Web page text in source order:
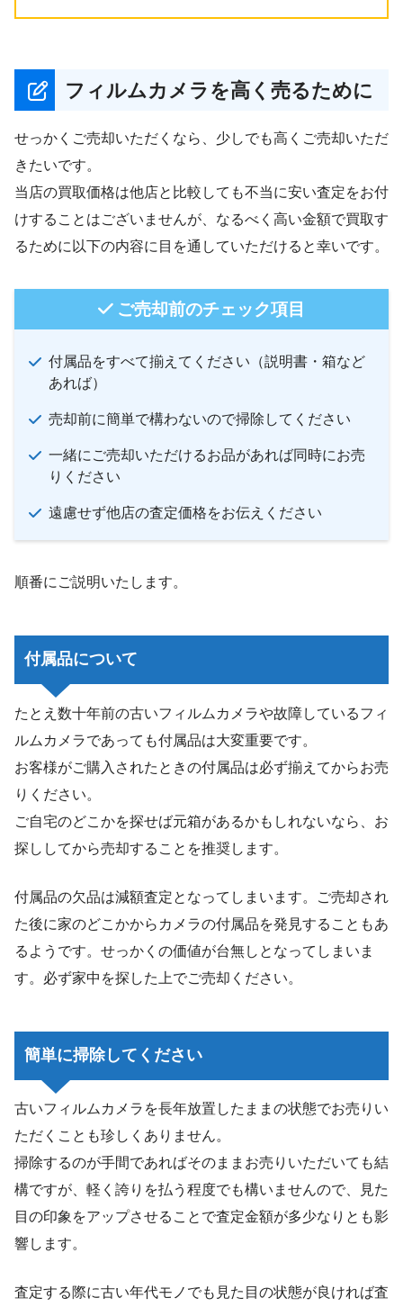
フィルムカメラを高く売るために
せっかくご売却いただくなら、少しでも高くご売却いただ
きたいです。
当店の買取価格は他店と比較しても不当に安い査定をお付
けすることはございませんが、なるべく高い金額で買取す
るために以下の内容に目を通していただけると幸いです。
ご売却前のチェック項目
付属品をすべて揃えてください（説明書・箱など
あれば）
売却前に簡単で構わないので掃除してください
一緒にご売却いただけるお品があれば同時にお売
りください
遠慮せず他店の査定価格をお伝えください
順番にご説明いたします。
付属品について
たとえ数十年前の古いフィルムカメラや故障しているフィ
ルムカメラであっても付属品は大変重要です。
お客様がご購入されたときの付属品は必ず揃えてからお売
りください。
ご自宅のどこかを探せば元箱があるかもしれないなら、お
探ししてから売却することを推奨します。
付属品の欠品は減額査定となってしまいます。ご売却され
た後に家のどこかからカメラの付属品を発見することもあ
るようです。せっかくの価値が台無しとなってしまいま
す。必ず家中を探した上でご売却ください。
簡単に掃除してください
古いフィルムカメラを長年放置したままの状態でお売りい
ただくことも珍しくありません。
掃除するのが手間であればそのままお売りいただいても結
構ですが、軽く誇りを払う程度でも構いませんので、見た
目の印象をアップさせることで査定金額が多少なりとも影
響します。
査定する際に古い年代モノでも見た目の状態が良ければ査